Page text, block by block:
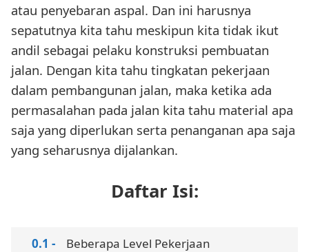
atau penyebaran aspal. Dan ini harusnya
sepatutnya kita tahu meskipun kita tidak ikut
andil sebagai pelaku konstruksi pembuatan
jalan. Dengan kita tahu tingkatan pekerjaan
dalam pembangunan jalan, maka ketika ada
permasalahan pada jalan kita tahu material apa
saja yang diperlukan serta penanganan apa saja
yang seharusnya dijalankan.
Daftar Isi:
Beberapa Level Pekerjaan